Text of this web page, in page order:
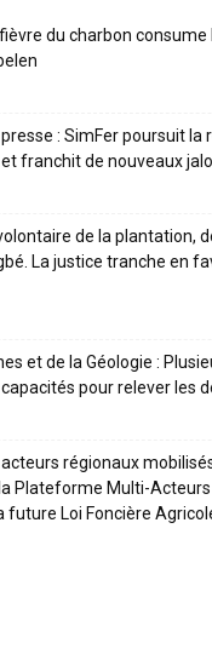
du charbon consume
: SimFer poursuit la
franchit de nouveaux
de la plantation,
La justice tranche en
et de la Géologie :
pour relever les
acteurs régionaux
Plateforme Multi-Acteurs
future Loi Foncière